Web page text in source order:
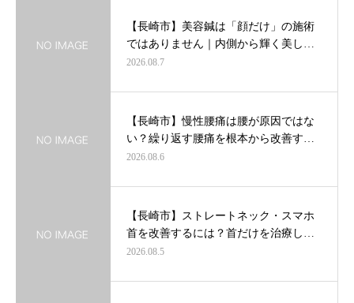
【長崎市】美容鍼は「顔だけ」の施術
ではありません｜内側から輝く美し…
2026.08.7
【長崎市】慢性腰痛は腰が原因ではな
い？繰り返す腰痛を根本から改善す…
2026.08.6
【長崎市】ストレートネック・スマホ
首を改善するには？首だけを治療し…
2026.08.5